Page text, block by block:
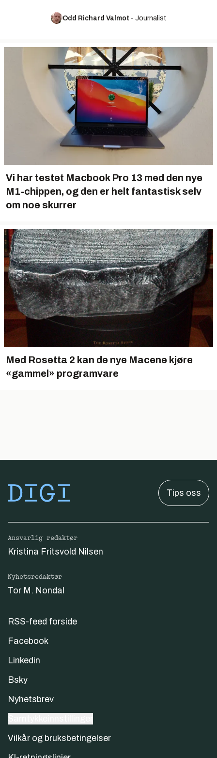
Odd Richard Valmot - Journalist
Vi har testet Macbook Pro 13 med den nye
M1-chippen, og den er helt fantastisk selv
om noe skurrer
Med Rosetta 2 kan de nye Macene kjøre
«gammel» programvare
Tips oss
Ansvarlig redaktør
Kristina Fritsvold Nilsen
Nyhetsredaktør
Tor M. Nondal
RSS-feed forside
Facebook
Linkedin
Bsky
Nyhetsbrev
Vilkår og bruksbetingelser